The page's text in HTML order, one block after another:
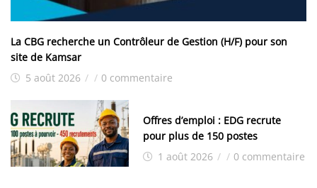
La CBG recherche un Contrôleur de Gestion (H/F) pour son
site de Kamsar
5 août 2026 / / 0 commentaire
Offres d’emploi : EDG recrute
pour plus de 150 postes
1 août 2026 / / 0 commentaire